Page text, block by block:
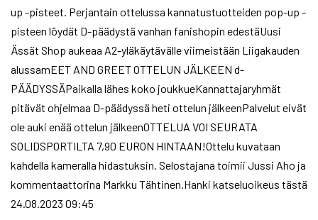
up -pisteet. Perjantain ottelussa kannatustuotteiden pop-up -
pisteen löydät D-päädystä vanhan fanishopin edestäUusi
Ässät Shop aukeaa A2-yläkäytävälle viimeistään Liigakauden
alussamEET AND GREET OTTELUN JÄLKEEN d-
PÄÄDYSSÄPaikalla lähes koko joukkueKannattajaryhmät
pitävät ohjelmaa D-päädyssä heti ottelun jälkeenPalvelut eivät
ole auki enää ottelun jälkeenOTTELUA VOI SEURATA
SOLIDSPORTILTA 7,90 EURON HINTAAN!Ottelu kuvataan
kahdella kameralla hidastuksin. Selostajana toimii Jussi Aho ja
kommentaattorina Markku Tähtinen.Hanki katseluoikeus tästä
24.08.2023 09:45